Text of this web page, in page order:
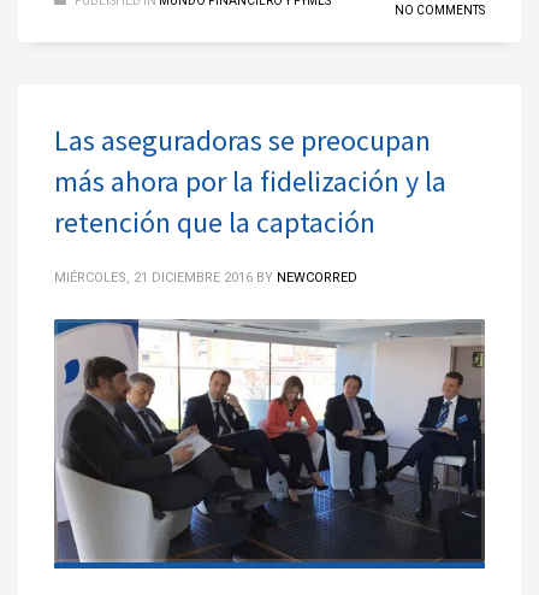
NO COMMENTS
Las aseguradoras se preocupan
más ahora por la fidelización y la
retención que la captación
MIÉRCOLES, 21 DICIEMBRE 2016 BY NEWCORRED